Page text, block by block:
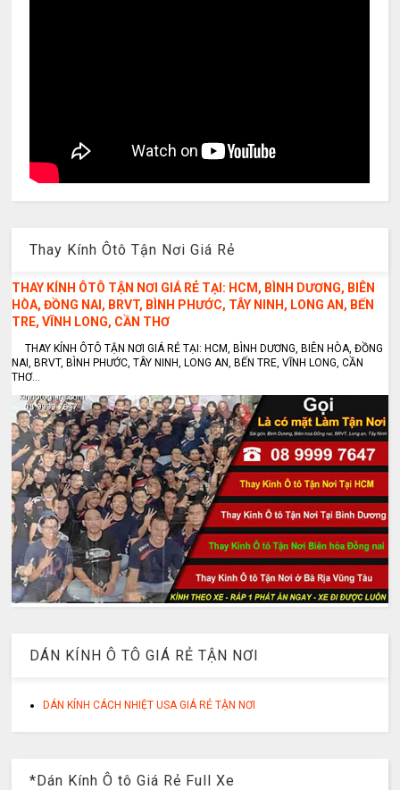
Thay Kính Ôtô Tận Nơi Giá Rẻ
THAY KÍNH ÔTÔ TẬN NƠI GIÁ RẺ TẠI: HCM, BÌNH DƯƠNG, BIÊN
HÒA, ĐỒNG NAI, BRVT, BÌNH PHƯỚC, TÂY NINH, LONG AN, BẾN
TRE, VĨNH LONG, CẦN THƠ
THAY KÍNH ÔTÔ TẬN NƠI GIÁ RẺ TẠI: HCM, BÌNH DƯƠNG, BIÊN HÒA, ĐỒNG
NAI, BRVT, BÌNH PHƯỚC, TÂY NINH, LONG AN, BẾN TRE, VĨNH LONG, CẦN
THƠ...
DÁN KÍNH Ô TÔ GIÁ RẺ TẬN NƠI
DÁN KÍNH CÁCH NHIỆT USA GIÁ RẺ TẬN NƠI
*Dán Kính Ô tô Giá Rẻ Full Xe